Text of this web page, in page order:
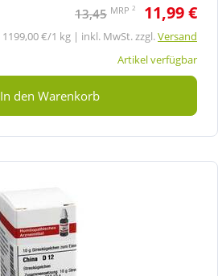
13,45 MRP 2 11,99 €
1199,00 €/1 kg | inkl. MwSt. zzgl.Versand
Artikel verfügbar
In den Warenkorb